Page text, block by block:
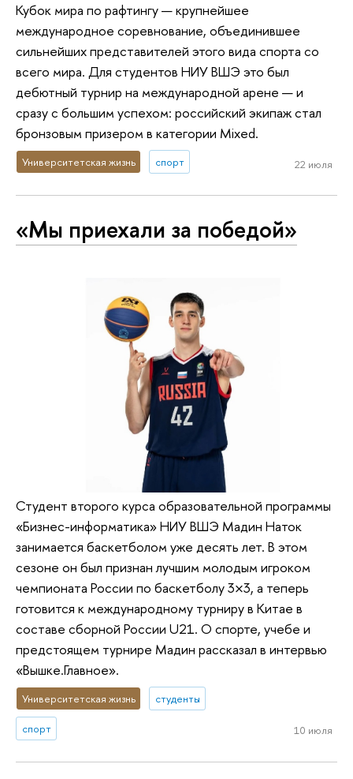
Кубок мира по рафтингу — крупнейшее
международное соревнование, объединившее
сильнейших представителей этого вида спорта со
всего мира. Для студентов НИУ ВШЭ это был
дебютный турнир на международной арене — и
сразу с большим успехом: российский экипаж стал
бронзовым призером в категории Mixed.
Университетская жизнь спорт 22 июля
«Мы приехали за победой»
Студент второго курса образовательной программы
«Бизнес-информатика» НИУ ВШЭ Мадин Наток
занимается баскетболом уже десять лет. В этом
сезоне он был признан лучшим молодым игроком
чемпионата России по баскетболу 3×3, а теперь
готовится к международному турниру в Китае в
составе сборной России U21. О спорте, учебе и
предстоящем турнире Мадин рассказал в интервью
«Вышке.Главное».
Университетская жизнь студенты
спорт 10 июля